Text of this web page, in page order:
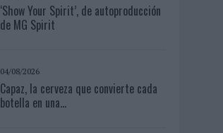
‘Show Your Spirit’, de autoproducción
de MG Spirit
04/08/2026
Capaz, la cerveza que convierte cada
botella en una...